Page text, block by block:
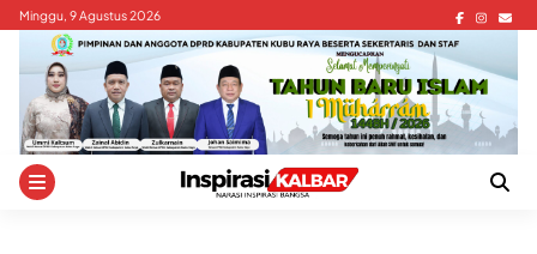
Skip
content
Minggu, 9 Agustus 2026